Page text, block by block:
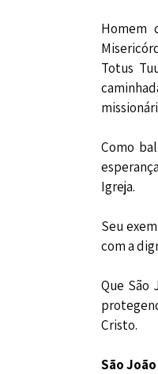
Homem
Totus
Como
Igreja.
Seu
com a
Que São
Cristo.
São